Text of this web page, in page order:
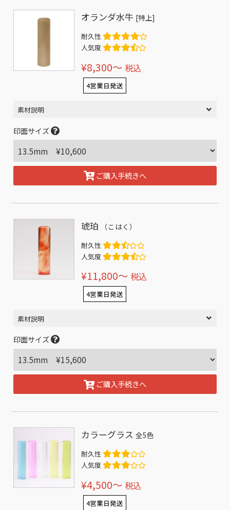
オランダ水牛 [特上]
耐久性
人気度
¥8,300〜 税込
4営業日発送
素材説明
印面サイズ
ご購入手続きへ
琥珀 （こはく）
耐久性
人気度
¥11,800〜 税込
4営業日発送
素材説明
印面サイズ
ご購入手続きへ
カラーグラス全5色
耐久性
人気度
¥4,500〜 税込
4営業日発送